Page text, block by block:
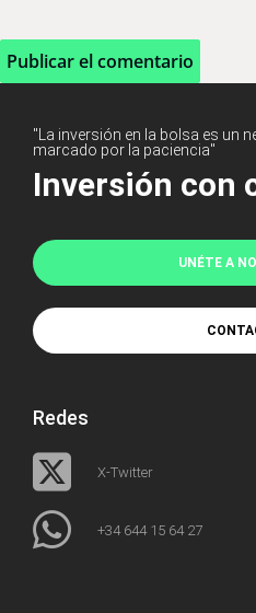
"La inversión en la bolsa es un
marcado por la paciencia"
Inversión con
UNÉTE A
Redes
X-Twitter
+34 644 15 64 27